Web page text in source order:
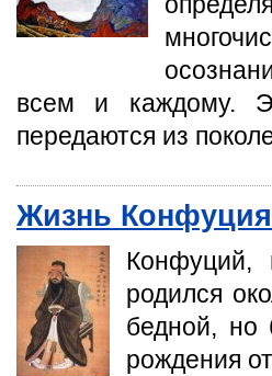
всем и каждому.
передаются из
Жизнь Конфуция
Конфуций,
родился
бедной, но
рождения